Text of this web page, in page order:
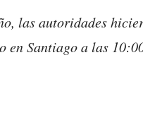
las autoridades
en Santiago a las